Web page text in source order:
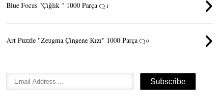
Blue Focus "Çığlık " 1000 Parça 1
Art Puzzle ''Zeugma Çingene Kızı'' 1000 Parça 0